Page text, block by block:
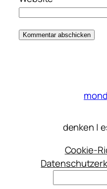
denken |
Cookie-